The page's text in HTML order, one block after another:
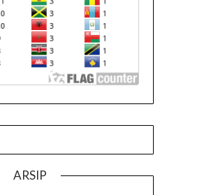
ARSIP